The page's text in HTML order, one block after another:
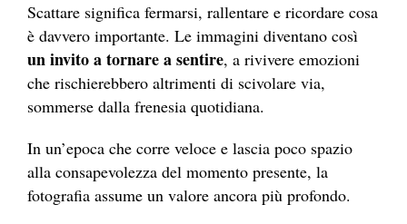
Scattare significa fermarsi, rallentare e ricordare cosa
è davvero importante. Le immagini diventano così
un invito a tornare a sentire, a rivivere emozioni
che rischierebbero altrimenti di scivolare via,
sommerse dalla frenesia quotidiana.
In un’epoca che corre veloce e lascia poco spazio
alla consapevolezza del momento presente, la
fotografia assume un valore ancora più profondo.